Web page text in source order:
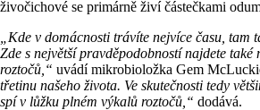
živočichové se primárně živí částečkami
„Kde v domácnosti trávíte nejvíce času, tam
Zde s největší pravděpodobností najdete také
roztočů,“ uvádí mikrobioložka Gem
třetinu našeho života. Ve skutečnosti tedy
spí v lůžku plném výkalů roztočů,“ dodává.